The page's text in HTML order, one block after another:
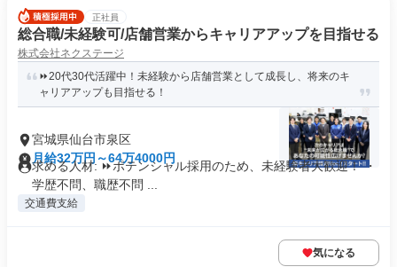
正社員
総合職/未経験可/店舗営業からキャリアアップを目指せる
株式会社ネクステージ
⏩️20代30代活躍中！未経験から店舗営業として成長し、将来のキ
ャリアアップも目指せる！
宮城県仙台市泉区
月給32万円～64万4000円
求める人材: ⏩️ポテンシャル採用のため、未経験者大歓迎！ ・
学歴不問、職歴不問 ...
交通費支給
気になる